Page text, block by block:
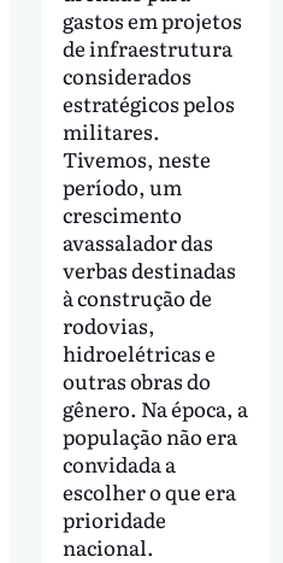
gastos em projetos
de infraestrutura
considerados
estratégicos pelos
militares.
Tivemos, neste
período, um
crescimento
avassalador das
verbas destinadas
à construção de
rodovias,
hidroelétricas e
outras obras do
gênero. Na época, a
população não era
convidada a
escolher o que era
prioridade
nacional.